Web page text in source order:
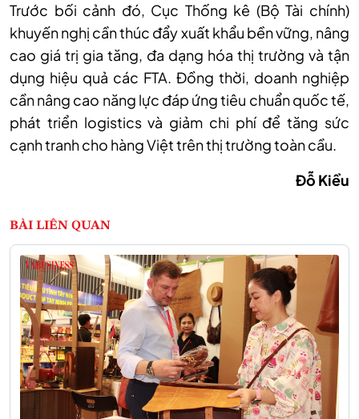
Trước bối cảnh đó, Cục Thống kê (Bộ Tài chính)
khuyến nghị cần thúc đẩy xuất khẩu bền vững, nâng
cao giá trị gia tăng, đa dạng hóa thị trường và tận
dụng hiệu quả các FTA. Đồng thời, doanh nghiệp
cần nâng cao năng lực đáp ứng tiêu chuẩn quốc tế,
phát triển logistics và giảm chi phí để tăng sức
cạnh tranh cho hàng Việt trên thị trường toàn cầu.
Đỗ Kiều
BÀI LIÊN QUAN